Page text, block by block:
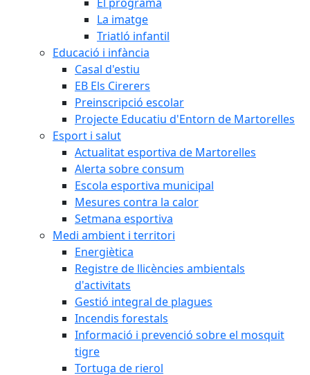
La imatge
Triatló infantil
Educació i infància
Casal d'estiu
EB Els Cirerers
Preinscripció escolar
Projecte Educatiu d'Entorn de Martorelles
Esport i salut
Actualitat esportiva de Martorelles
Alerta sobre consum
Escola esportiva municipal
Mesures contra la calor
Setmana esportiva
Medi ambient i territori
Energiètica
Registre de llicències ambientals
d'activitats
Gestió integral de plagues
Incendis forestals
Informació i prevenció sobre el mosquit
tigre
Tortuga de rierol